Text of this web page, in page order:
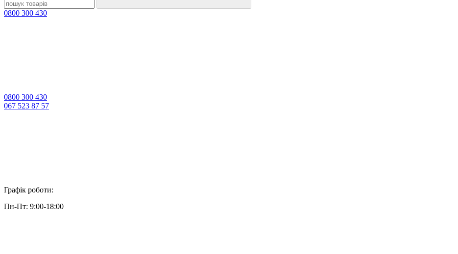
0800 300 430
0800 300 430
067 523 87 57
Графік роботи:
Пн-Пт: 9:00-18:00